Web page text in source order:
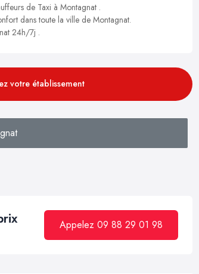
de Taxi à Montagnat .
dans toute la ville de Montagnat.
24h/7j .
votre établissement
Appelez 09 88 29 01 98